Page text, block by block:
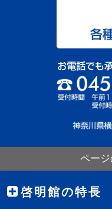
ペー
啓明館の特長